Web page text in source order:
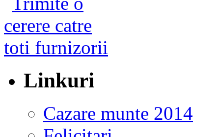
Linkuri
Cazare munte 2014